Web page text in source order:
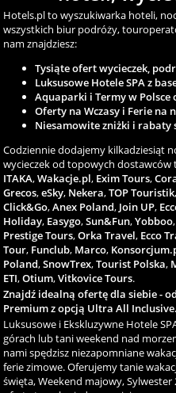
Hotels.pl to wyszukiwarka hoteli,
wszystkich biur podróży,
nam znajdziesz:
Tysiąte ofert wycieczek,
Luksusowe Hotele SPA z
Aquaparki i Termy w Polsce
Oferty na Wczasy i Ferie na
Niesamowite zniżki i rabaty
Codziennie dodajemy kilkadziesiąt
wycieczek od topowych
ITAKA,Wakacje.pl, Exim Tours,
Grecos,eSky, Nekera,TOP Touristik
Click&Go,Anex Poland, Join UP,
Holiday, Easygo,Sun&Fun,Yobboo,
Prestige Tours,Orka Travel, Ecco
Tour, Funclub, Marco,
Poland,SnowTrex,Tourist Polska,
ETI,Otium,Vitkovice Tours.
Znajdź idealną ofertę dla siebie -
Premium z opcją Ultra All Inclusive.
Luksusowe i Ekskluzywne Hotele
górach lub tani weekend nad
nami spędzisz niezapomniane
ferie zimowe. Oferujemy tanie
święta, Weekend majowy,